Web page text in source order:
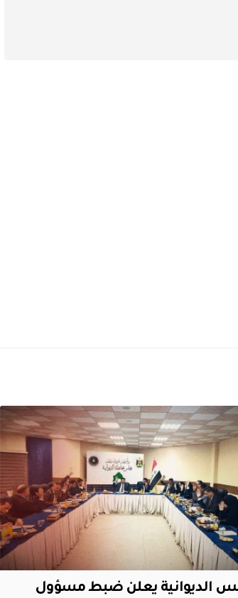
الديوانية يعلن ضبط مسؤول